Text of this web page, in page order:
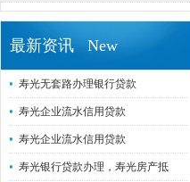
最新资讯 New
寿光无套路办理银行贷款
寿光企业流水信用贷款
寿光企业流水信用贷款
寿光银行贷款办理，寿光房产抵